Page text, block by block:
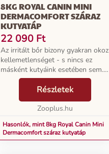
8KG ROYAL CANIN MINI
DERMACOMFORT SZÁRAZ
KUTYATÁP
22 090 Ft
Az irritált bőr bizony gyakran okoz
kellemetlenséget - s nincs ez
másként kutyáink esetében sem.
Tudta, hogy a legtöbbször
bőrproblémákkal fordulnak
állatorvoshoz? Egy érzékeny
viszkető bőrfelület odá...
Részletek
Zooplus.hu
Hasonlók, mint 8kg Royal Canin Mini
Dermacomfort száraz kutyatáp